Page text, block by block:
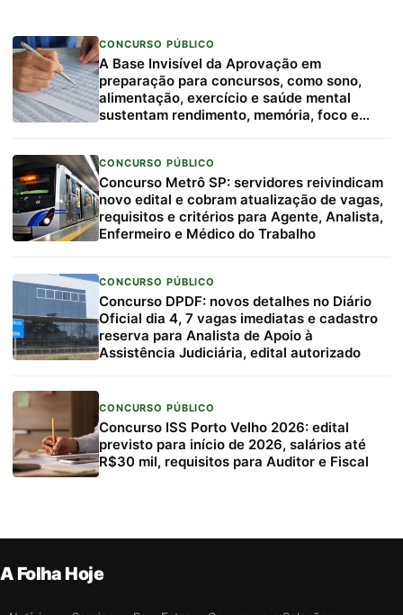
CONCURSO PÚBLICO
A Base Invisível da Aprovação em
preparação para concursos, como sono,
alimentação, exercício e saúde mental
sustentam rendimento, memória, foco e
CONCURSO PÚBLICO
Concurso Metrô SP: servidores reivindicam
novo edital e cobram atualização de vagas,
requisitos e critérios para Agente, Analista,
Enfermeiro e Médico do Trabalho
CONCURSO PÚBLICO
Concurso DPDF: novos detalhes no Diário
Oficial dia 4, 7 vagas imediatas e cadastro
reserva para Analista de Apoio à
Assistência Judiciária, edital autorizado
CONCURSO PÚBLICO
Concurso ISS Porto Velho 2026: edital
previsto para início de 2026, salários até
R$30 mil, requisitos para Auditor e Fiscal
A Folha Hoje